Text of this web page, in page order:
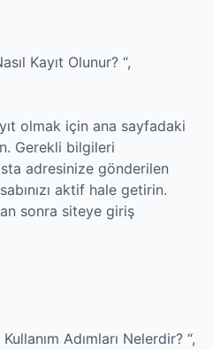
Kayıt Olunur? “,
olmak için ana sayfadaki
Gerekli bilgileri
adresinize gönderilen
aktif hale getirin.
sonra siteye giriş
Adımları Nelerdir? “,